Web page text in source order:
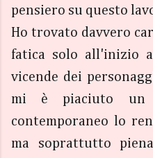
pensiero su questo
Ho trovato davvero
fatica solo all'inizio
vicende dei
mi è piaciuto un
contemporaneo lo
ma soprattutto